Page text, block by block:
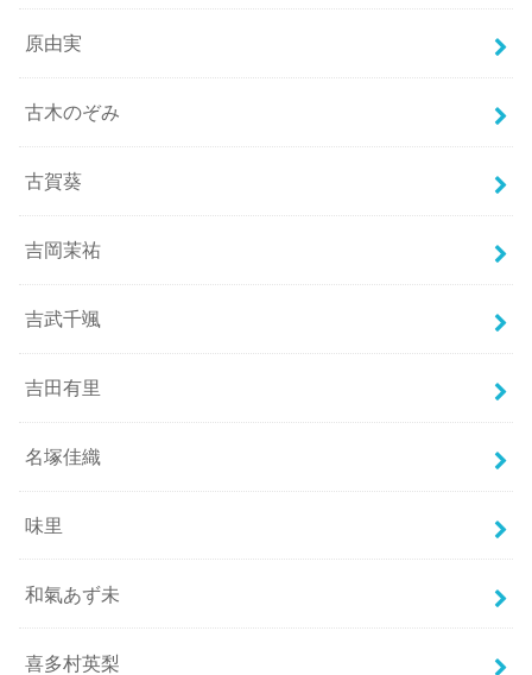
原由実
古木のぞみ
古賀葵
吉岡茉祐
吉武千颯
吉田有里
名塚佳織
味里
和氣あず未
喜多村英梨